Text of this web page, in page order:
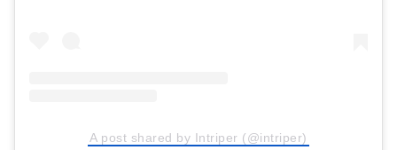
A post shared by Intriper (@intriper)